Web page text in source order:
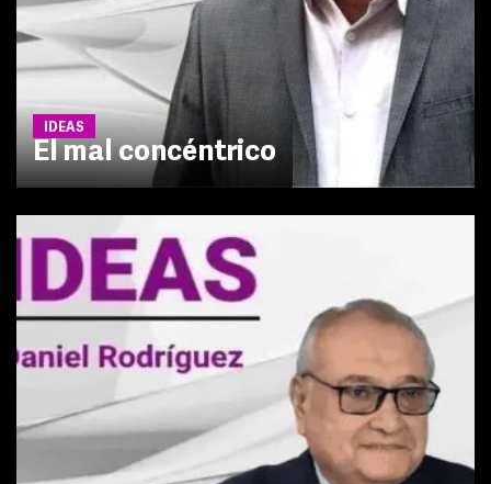
IDEAS
El mal concéntrico